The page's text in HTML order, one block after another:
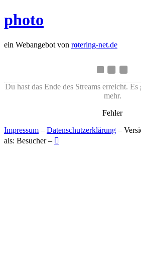
photo
ein Webangebot von rotering-net.de
Du hast das Ende des Streams erreicht.
mehr.
Fehler
Impressum – Datenschutzerklärung –
als: Besucher – 